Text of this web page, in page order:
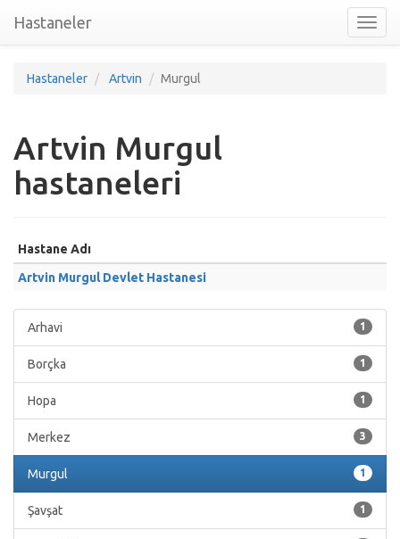
nav
Hastaneler
Hastaneler Artvin Murgul
Artvin Murgul
hastaneleri
Hastane Adı
Artvin Murgul Devlet Hastanesi
1
Arhavi
1
Borçka
1
Hopa
3
Merkez
1
Murgul
1
Şavşat